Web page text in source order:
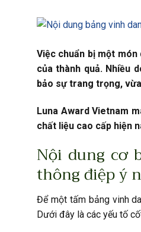
Việc chuẩn bị một
của thành quả. Nhiều
bảo sự trang trọng,
Luna Award Vietnam
chất liệu cao cấp hiện
Nội dung cơ
thông điệp ý
Để một tấm bảng vinh
Dưới đây là các yếu tố